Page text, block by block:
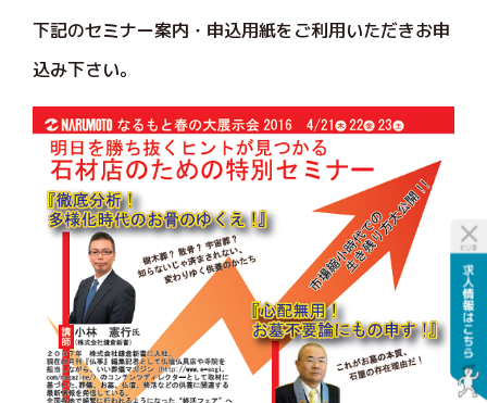
下記のセミナー案内・申込用紙をご利用いただきお申
込み下さい。